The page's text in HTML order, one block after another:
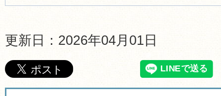
更新日：2026年04月01日